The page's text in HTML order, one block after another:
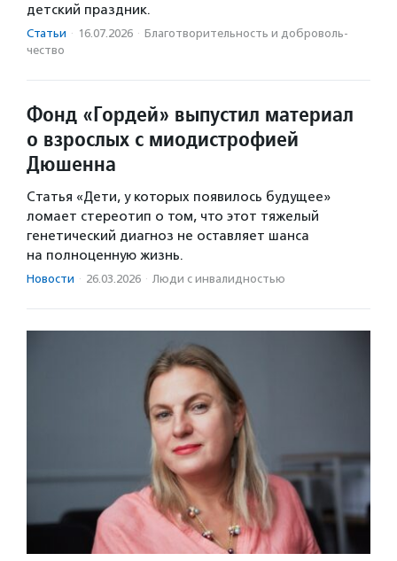
детский праздник.
Статьи · 16.07.2026 · Благотвори­тель­ность и доброволь­
чест­во
Фонд «Гордей» выпустил материал
о взрослых с миодистрофией
Дюшенна
Статья «Дети, у которых появилось будущее»
ломает стереотип о том, что этот тяжелый
генетический диагноз не оставляет шанса
на полноценную жизнь.
Новости · 26.03.2026 · Люди с инвалидностью